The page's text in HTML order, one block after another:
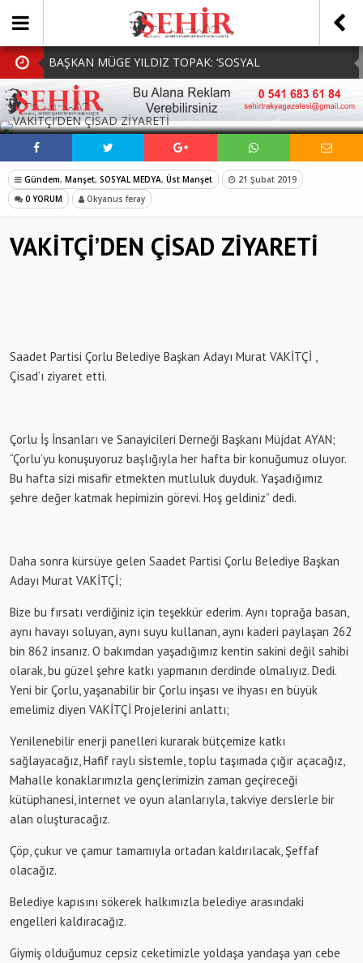
BAŞKAN MÜGE YILDIZ TOPAK: ‘SOSYAL
BELEDİYECİLİKTE HİÇBİR HEMŞERİMİZİ YALNIZ
BIRAKMIYORUZ!’
MHP Çorlu İlçe Teşkilatında Yeni Dönem Başladı:
Mazbatalar Alındı
Dolu Vurdu, Büyükşehir Üreticiyi Yalnız Bırakmadı
Tarlada iziniz yoksa Harmanda sözünüz de olmaz
250 BİN ÖĞÜN, BİNLERCE YÜZE GÜLÜMSEME
SOSYAL MEDYADA PAYLAŞ
Gündem, Manşet, SOSYAL MEDYA, Üst Manşet
21 Şubat 2019
0 YORUM
Okyanus feray
VAKİTÇİ’DEN ÇİSAD ZİYARETİ
Saadet Partisi Çorlu Belediye Başkan Adayı Murat VAKİTÇİ ,
Çisad’ı ziyaret etti.
Çorlu İş İnsanları ve Sanayicileri Derneği Başkanı Müjdat AYAN;
“Çorlu’yu konuşuyoruz başlığıyla her hafta bir konuğumuz oluyor.
Bu hafta sizi misafir etmekten mutluluk duyduk. Yaşadığımız
şehre değer katmak hepimizin görevi. Hoş geldiniz” dedi.
Daha sonra kürsüye gelen Saadet Partisi Çorlu Belediye Başkan
Adayı Murat VAKİTÇİ;
Bize bu fırsatı verdiğiniz için teşekkür ederim. Aynı toprağa basan,
aynı havayı soluyan, aynı suyu kullanan, aynı kaderi paylaşan 262
bin 862 insanız. O bakımdan yaşadığımız kentin sakini değil sahibi
olarak, bu güzel şehre katkı yapmanın derdinde olmalıyız. Dedi.
Yeni bir Çorlu, yaşanabilir bir Çorlu inşası ve ihyası en büyük
emelimiz diyen VAKİTÇİ Projelerini anlattı;
Yenilenebilir enerji panelleri kurarak bütçemize katkı
sağlayacağız, Hafif raylı sistemle, toplu taşımada çığır açacağız,
Mahalle konaklarımızla gençlerimizin zaman geçireceği
kütüphanesi, internet ve oyun alanlarıyla, takviye derslerle bir
alan oluşturacağız.
Çöp, çukur ve çamur tamamıyla ortadan kaldırılacak, Şeffaf
olacağız.
Belediye kapısını sökerek halkımızla belediye arasındaki
engelleri kaldıracağız.
Giymiş olduğumuz cepsiz ceketimizle yoldaşa yandaşa yan cebe